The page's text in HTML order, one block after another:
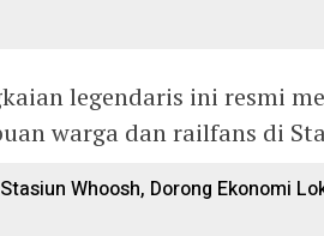
legendaris ini resmi
warga dan railfans di
Whoosh, Dorong Ekonomi